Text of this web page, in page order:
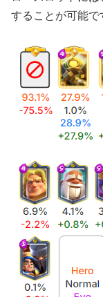
することが可能で